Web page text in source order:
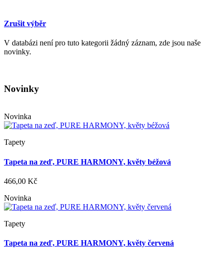
Zrušit výběr
V databázi není pro tuto kategorii žádný záznam, zde jsou naše
novinky.
Novinky
Novinka
Tapety
Tapeta na zeď, PURE HARMONY, květy béžová
466,00 Kč
Novinka
Tapety
Tapeta na zeď, PURE HARMONY, květy červená